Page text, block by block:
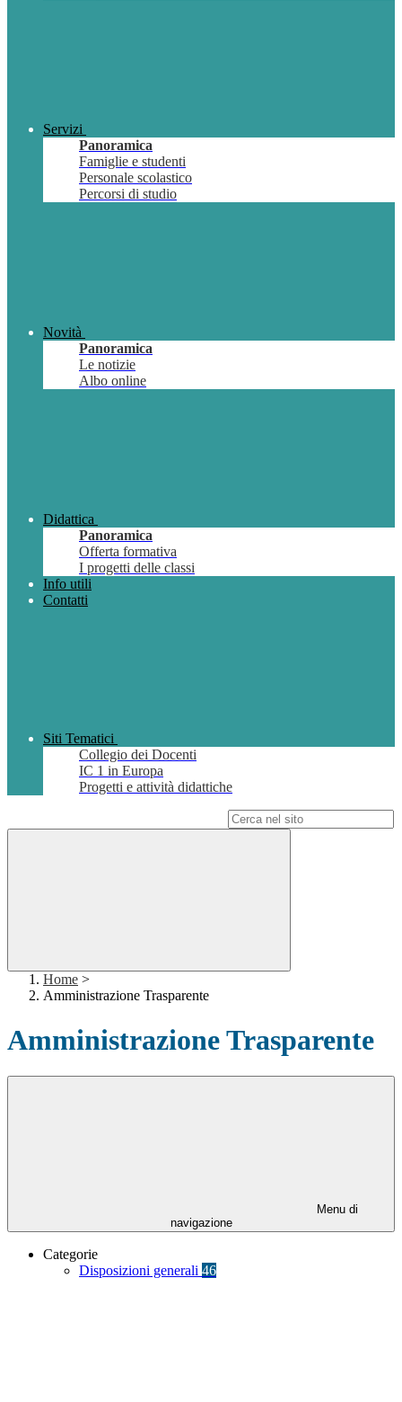
Servizi
Panoramica
Famiglie e studenti
Personale scolastico
Percorsi di studio
Novità
Panoramica
Le notizie
Albo online
Didattica
Panoramica
Offerta formativa
I progetti delle classi
Info utili
Contatti
Siti Tematici
Collegio dei Docenti
IC 1 in Europa
Progetti e attività didattiche
Home >
Amministrazione Trasparente
Amministrazione Trasparente
Menu di
navigazione
Categorie
Disposizioni generali 46